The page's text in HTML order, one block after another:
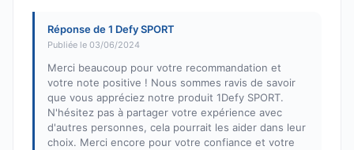
Réponse de 1 Defy SPORT
Publiée le 03/06/2024
Merci beaucoup pour votre recommandation et
votre note positive ! Nous sommes ravis de savoir
que vous appréciez notre produit 1Defy SPORT.
N'hésitez pas à partager votre expérience avec
d'autres personnes, cela pourrait les aider dans leur
choix. Merci encore pour votre confiance et votre